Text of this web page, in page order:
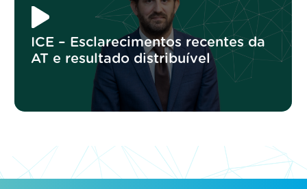
ICE – Esclarecimentos recentes da
AT e resultado distribuível